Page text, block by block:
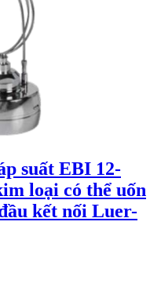
suất EBI 12-
loại có thể uốn
kết nối Luer-